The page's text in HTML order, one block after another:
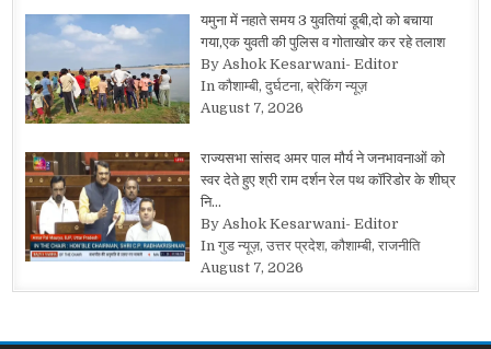
यमुना में नहाते समय 3 युवतियां डूबी,दो को बचाया
गया,एक युवती की पुलिस व गोताखोर कर रहे तलाश
By Ashok Kesarwani- Editor
In कौशाम्बी, दुर्घटना, ब्रेकिंग न्यूज़
August 7, 2026
राज्यसभा सांसद अमर पाल मौर्य ने जनभावनाओं को
स्वर देते हुए श्री राम दर्शन रेल पथ कॉरिडोर के शीघ्र
नि…
By Ashok Kesarwani- Editor
In गुड न्यूज़, उत्तर प्रदेश, कौशाम्बी, राजनीति
August 7, 2026